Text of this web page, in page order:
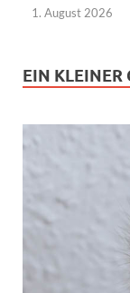
1. August 2026
EIN KLEINER